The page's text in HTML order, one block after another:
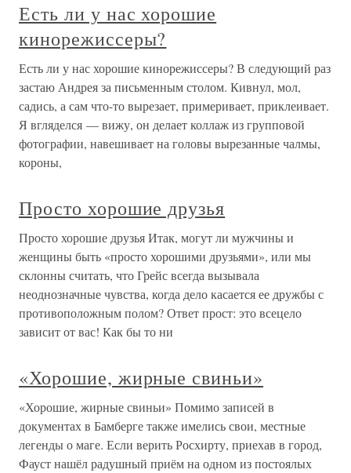
Есть ли у нас хорошие
кинорежиссеры?
Есть ли у нас хорошие кинорежиссеры? В следующий раз
застаю Андрея за письменным столом. Кивнул, мол,
садись, а сам что-то вырезает, примеривает, приклеивает.
Я вгляделся — вижу, он делает коллаж из групповой
фотографии, навешивает на головы вырезанные чалмы,
короны,
Просто хорошие друзья
Просто хорошие друзья Итак, могут ли мужчины и
женщины быть «просто хорошими друзьями», или мы
склонны считать, что Грейс всегда вызывала
неоднозначные чувства, когда дело касается ее дружбы с
противоположным полом? Ответ прост: это всецело
зависит от вас! Как бы то ни
«Хорошие, жирные свиньи»
«Хорошие, жирные свиньи» Помимо записей в
документах в Бамберге также имелись свои, местные
легенды о маге. Если верить Росхирту, приехав в город,
Фауст нашёл радушный приём на одном из постоялых